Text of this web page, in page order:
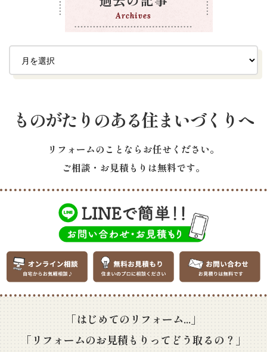
Archives
ものがたりのある住まいづくりへ
リフォームのことならお任せください。
ご相談・お見積もりは無料です。
「はじめてのリフォーム...」
「リフォームのお見積もりってどう取るの？」